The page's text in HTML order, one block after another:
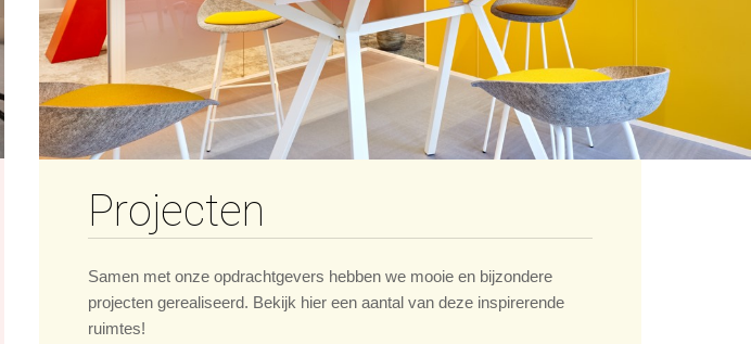
Projecten
Samen met onze opdrachtgevers hebben we mooie en bijzondere
projecten gerealiseerd. Bekijk hier een aantal van deze inspirerende
ruimtes!